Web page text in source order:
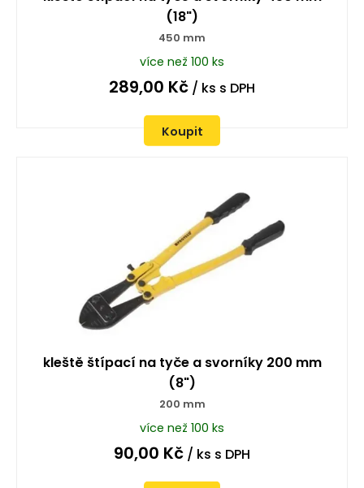
(18")
450 mm
více než 100 ks
289,00 Kč / ks s DPH
Koupit
kleště štípací na tyče a svorníky 200 mm
(8")
200 mm
více než 100 ks
90,00 Kč / ks s DPH